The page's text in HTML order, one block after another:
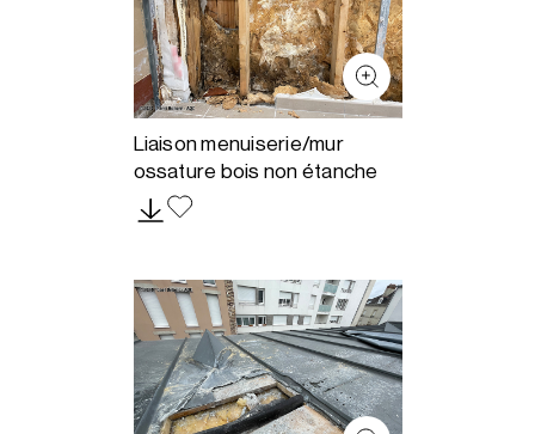
Liaison menuiserie/mur
ossature bois non étanche